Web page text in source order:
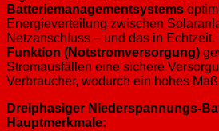
Batteriemanagementsystems
Energieverteilung zwischen
Netzanschluss – und das in
Funktion (Notstromversorgung)
Stromausfällen eine sichere
Verbraucher, wodurch ein hohes
Dreiphasiger Niederspannungs-
Hauptmerkmale: